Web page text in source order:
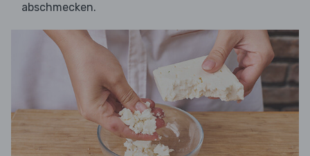
abschmecken.